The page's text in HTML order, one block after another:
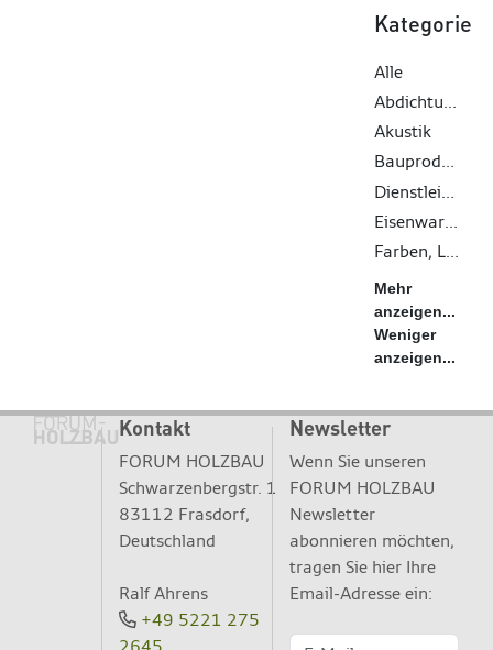
Kategorie
Alle
Abdichtungen
Akustik
Bauprodukte
Dienstleistungen
Eisenwaren
Farben, Lacke, Öle
Mehr
anzeigen...
Weniger
anzeigen...
Kontakt
FORUM HOLZBAU
Schwarzenbergstr. 1
83112 Frasdorf,
Deutschland
Ralf Ahrens
+49 5221 275
Newsletter
Wenn Sie unseren
FORUM HOLZBAU
Newsletter
abonnieren möchten,
tragen Sie hier Ihre
Email-Adresse ein: